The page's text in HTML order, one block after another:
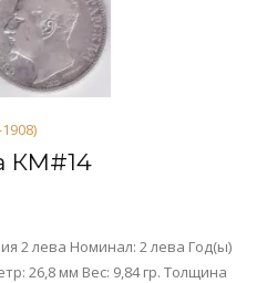
КМ#14
2 лева Номинал: 2 лева Год(ы)
26,8 мм Вес: 9,84 гр. Толщина